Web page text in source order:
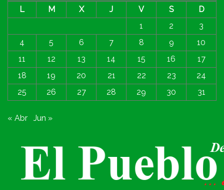
L
M X J V S
D
1
2
3
4
5 6 7 8 9
10
11
12 13 14 15 16
17
18
19 20 21 22 23
24
25
26 27 28 29 30 31
« Abr Jun »